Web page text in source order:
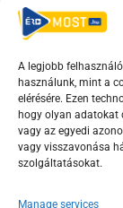
A legjobb
használunk, mint a
elérésére. Ezen
hogy olyan adatokat
vagy az egyedi
vagy visszavonása
szolgáltatásokat.
Manage services
F
a
c
e
Y
o
u
t